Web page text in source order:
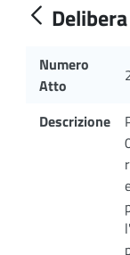
Numero
Atto
Descrizione